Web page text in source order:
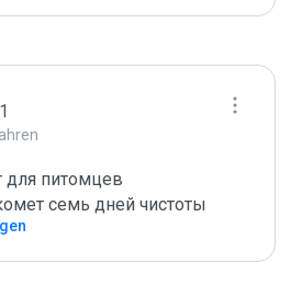
для питомцев
семь дней чистоты